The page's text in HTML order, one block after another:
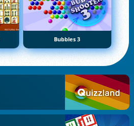
Bubbles 3